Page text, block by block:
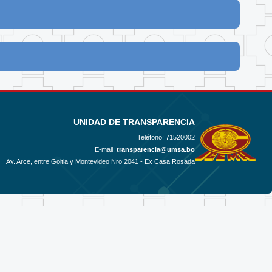
UNIDAD DE TRANSPARENCIA
Teléfono: 71520002
E-mail: transparencia@umsa.bo
Av. Arce, entre Goitia y Montevideo Nro 2041 - Ex Casa Rosada